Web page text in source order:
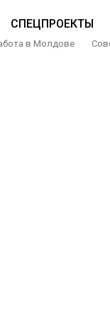
СПЕЦПРОЕКТЫ
в Молдове